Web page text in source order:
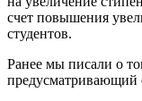
счет повышения
студентов.
Ранее мы писали о
предусматривающий